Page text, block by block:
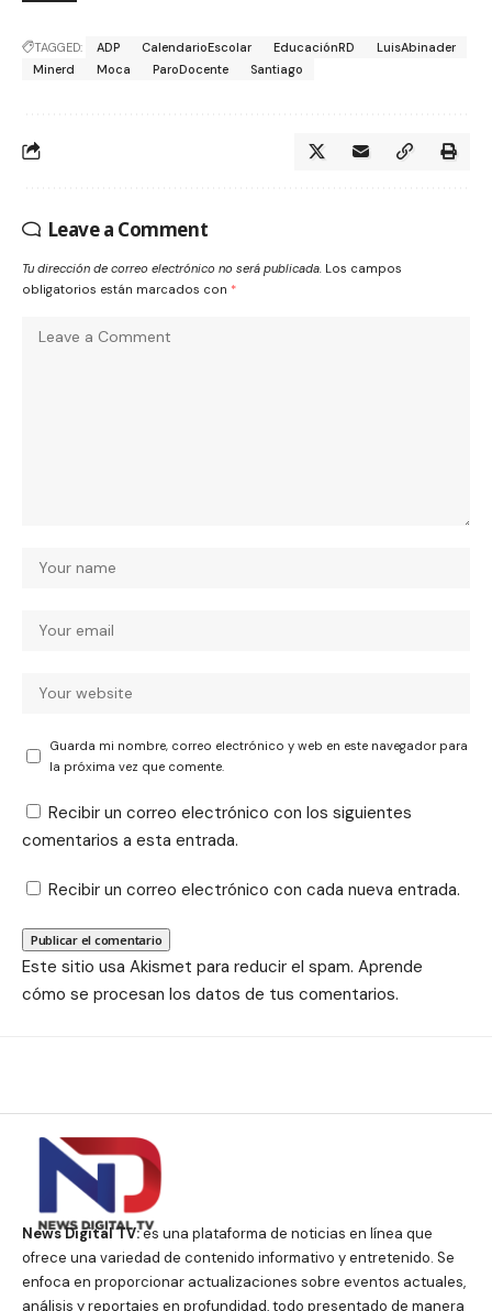
TAGGED: ADP CalendarioEscolar EducaciónRD
LuisAbinader
Minerd
Moca ParoDocente Santiago
Leave a Comment
Tu dirección de correo electrónico no será publicada. Los campos
obligatorios están marcados con *
Guarda mi nombre, correo electrónico y web en este navegador para
la próxima vez que comente.
Recibir un correo electrónico con los siguientes
comentarios a esta entrada.
Recibir un correo electrónico con cada nueva entrada.
Este sitio usa Akismet para reducir el spam. Aprende
cómo se procesan los datos de tus comentarios.
News Digital TV:es una plataforma de noticias en línea que
ofrece una variedad de contenido informativo y entretenido. Se
enfoca en proporcionar actualizaciones sobre eventos actuales,
análisis y reportajes en profundidad, todo presentado de manera